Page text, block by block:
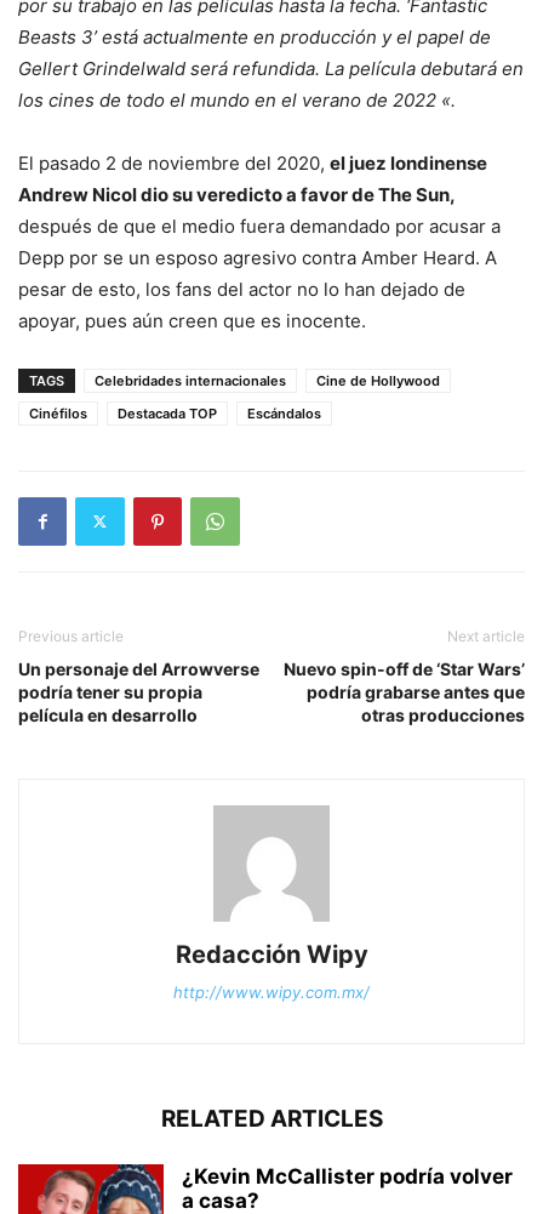
por su trabajo en las películas hasta la fecha. ‘Fantastic
Beasts 3’ está actualmente en producción y el papel de
Gellert Grindelwald será refundida. La película debutará en
los cines de todo el mundo en el verano de 2022 «.
El pasado 2 de noviembre del 2020, el juez londinense
Andrew Nicol dio su veredicto a favor de The Sun,
después de que el medio fuera demandado por acusar a
Depp por se un esposo agresivo contra Amber Heard. A
pesar de esto, los fans del actor no lo han dejado de
apoyar, pues aún creen que es inocente.
TAGS Celebridades internacionales
Cine de Hollywood
Cinéfilos
Destacada TOP Escándalos
Previous article
Un personaje del Arrowverse
podría tener su propia
película en desarrollo
Next article
Nuevo spin-off de ‘Star Wars’
podría grabarse antes que
otras producciones
Redacción Wipy
http://www.wipy.com.mx/
RELATED ARTICLES
¿Kevin McCallister podría volver
a casa?